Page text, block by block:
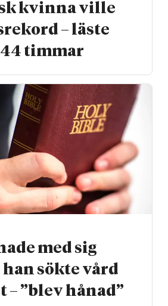
kvinna ville
– läste
timmar
med sig
sökte vård
– ”blev hånad”